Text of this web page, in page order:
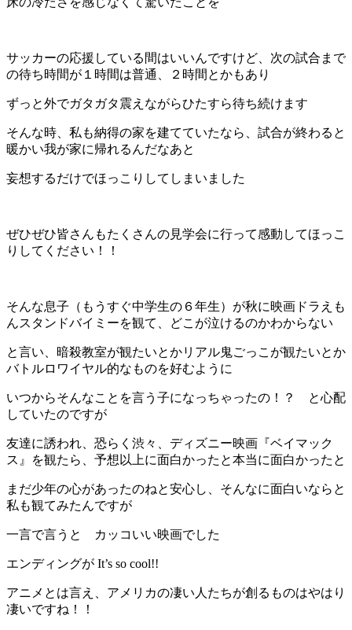
サッカーの応援している間はいいんですけど、次の試合まで
の待ち時間が１時間は普通、２時間とかもあり
ずっと外でガタガタ震えながらひたすら待ち続けます
そんな時、私も納得の家を建てていたなら、試合が終わると
暖かい我が家に帰れるんだなあと
妄想するだけでほっこりしてしまいました
ぜひぜひ皆さんもたくさんの見学会に行って感動してほっこ
りしてください！！
そんな息子（もうすぐ中学生の６年生）が秋に映画ドラえも
んスタンドバイミーを観て、どこが泣けるのかわからない
と言い、暗殺教室が観たいとかリアル鬼ごっこが観たいとか
バトルロワイヤル的なものを好むように
いつからそんなことを言う子になっちゃったの！？ と心配
していたのですが
友達に誘われ、恐らく渋々、ディズニー映画『ベイマック
ス』を観たら、予想以上に面白かったと本当に面白かったと
まだ少年の心があったのねと安心し、そんなに面白いならと
私も観てみたんですが
一言で言うと カッコいい映画でした
エンディングが It’s so cool!!
アニメとは言え、アメリカの凄い人たちが創るものはやはり
凄いですね！！